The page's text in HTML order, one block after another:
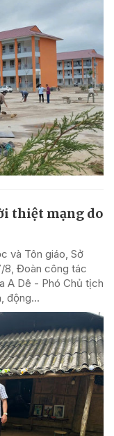
thiệt mạng do
và Tôn giáo, Sở
8, Đoàn công tác
A Dê - Phó Chủ tịch
động...